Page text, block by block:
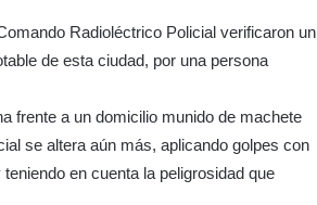
Radioléctrico Policial verificaron un
de esta ciudad, por una persona
frente a un domicilio munido de machete
se altera aún más, aplicando golpes con
en cuenta la peligrosidad que